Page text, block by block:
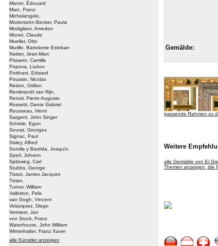
Manet, Édouard
Marc, Franz
Michelangelo,
Modersohn-Becker, Paula
Modigliani, Amedeo
Monet, Claude
Mueller, Otto
Murillo, Bartolome Esteban
Nattier, Jean-Marc
Pissarro, Camille
Popova, Liubov
Potthast, Edward
Poussin, Nicolas
Redon, Odilon
Rembrandt van Rijn,
Renoir, Pierre-Auguste
Rossetti, Dante Gabriel
Rousseau, Henri
Sargent, John Singer
Schiele, Egon
Seurat, Georges
Signac, Paul
Sisley, Alfred
Sorolla y Bastida, Joaquín
Sperl, Johann
Spitzweg, Carl
Stubbs, George
Tissot, James Jacques
Tizian,
Turner, William
Vallotton, Felix
van Gogh, Vincent
Velazquez, Diego
Vermeer, Jan
von Stuck, Franz
Waterhouse, John William
Winterhalter, Franz Xaver
alle Künstler anzeigen
Gemälde:
passende Rahmen zu
Weitere
alle Gemälde von El
Themen anzeigen, die